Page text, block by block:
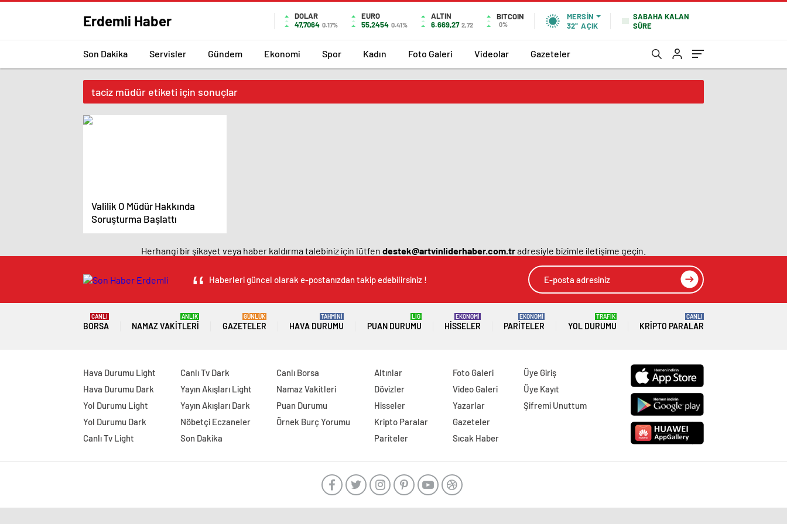
Erdemli Haber
DOLAR
47,7064 0.17%
EURO
55,2454 0.41%
ALTIN
6.669,27 2,72
BITCOIN
0%
MERSIN
32° AÇIK
SABAHA KALAN
SÜRE
Son Dakika Servisler Gündem Ekonomi Spor Kadın Foto Galeri Videolar Gazeteler
taciz müdür etiketi için sonuçlar
Valilik O Müdür Hakkında
Soruşturma Başlattı
Herhangi bir şikayet veya haber kaldırma talebiniz için lütfen destek@artvinliderhaber.com.tradresiyle bizimle iletişime geçin.
Haberleri güncel olarak e-postanızdan takip edebilirsiniz !
BORSA
CANLI
NAMAZ VAKITLERI
ANLIK
GAZETELER
GÜNLÜK
HAVA DURUMU
TAHMİNİ
PUAN DURUMU
LİG
HISSELER
EKONOMİ
PARITELER
EKONOMİ
YOL DURUMU
TRAFİK
KRIPTO PARALAR
CANLI
Hava Durumu Light
Hava Durumu Dark
Yol Durumu Light
Yol Durumu Dark
Canlı Tv Light
Canlı Tv Dark
Yayın Akışları Light
Yayın Akışları Dark
Nöbetçi Eczaneler
Son Dakika
Canlı Borsa
Namaz Vakitleri
Puan Durumu
Örnek Burç Yorumu
Altınlar
Dövizler
Hisseler
Kripto Paralar
Pariteler
Foto Galeri
Video Galeri
Yazarlar
Gazeteler
Sıcak Haber
Üye Giriş
Üye Kayıt
Şifremi Unuttum